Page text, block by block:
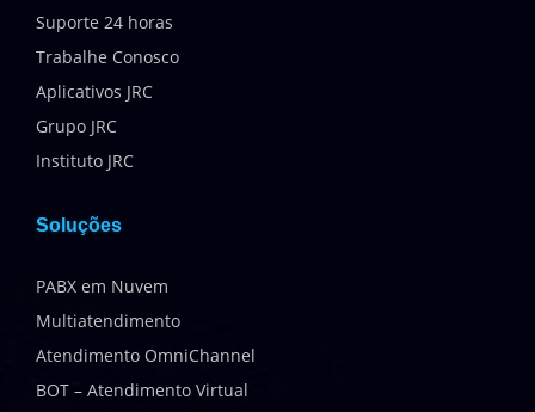
Suporte 24 horas
Trabalhe Conosco
Aplicativos JRC
Grupo JRC
Instituto JRC
Soluções
PABX em Nuvem
Multiatendimento
Atendimento OmniChannel
BOT – Atendimento Virtual